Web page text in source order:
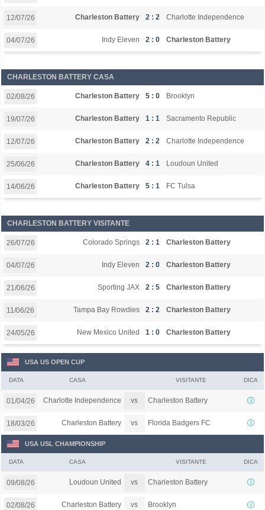
12/07/26 Charleston Battery 2 : 2 Charlotte Independence
04/07/26 Indy Eleven 2 : 0 Charleston Battery
CHARLESTON BATTERY CASA
02/08/26 Charleston Battery 5 : 0 Brooklyn
19/07/26 Charleston Battery 1 : 1 Sacramento Republic
12/07/26 Charleston Battery 2 : 2 Charlotte Independence
25/06/26 Charleston Battery 4 : 1 Loudoun United
14/06/26 Charleston Battery 5 : 1 FC Tulsa
CHARLESTON BATTERY VISITANTE
26/07/26 Colorado Springs 2 : 1 Charleston Battery
04/07/26 Indy Eleven 2 : 0 Charleston Battery
21/06/26 Sporting JAX 2 : 5 Charleston Battery
11/06/26 Tampa Bay Rowdies 2 : 2 Charleston Battery
24/05/26 New Mexico United 1 : 0 Charleston Battery
USA US OPEN CUP
DATA CASA VISITANTE DICA
01/04/26 Charlotte Independence vs Charleston Battery
18/03/26 Charleston Battery vs Florida Badgers FC
USA USL CHAMPIONSHIP
DATA CASA VISITANTE DICA
09/08/26 Loudoun United vs Charleston Battery
02/08/26 Charleston Battery vs Brooklyn